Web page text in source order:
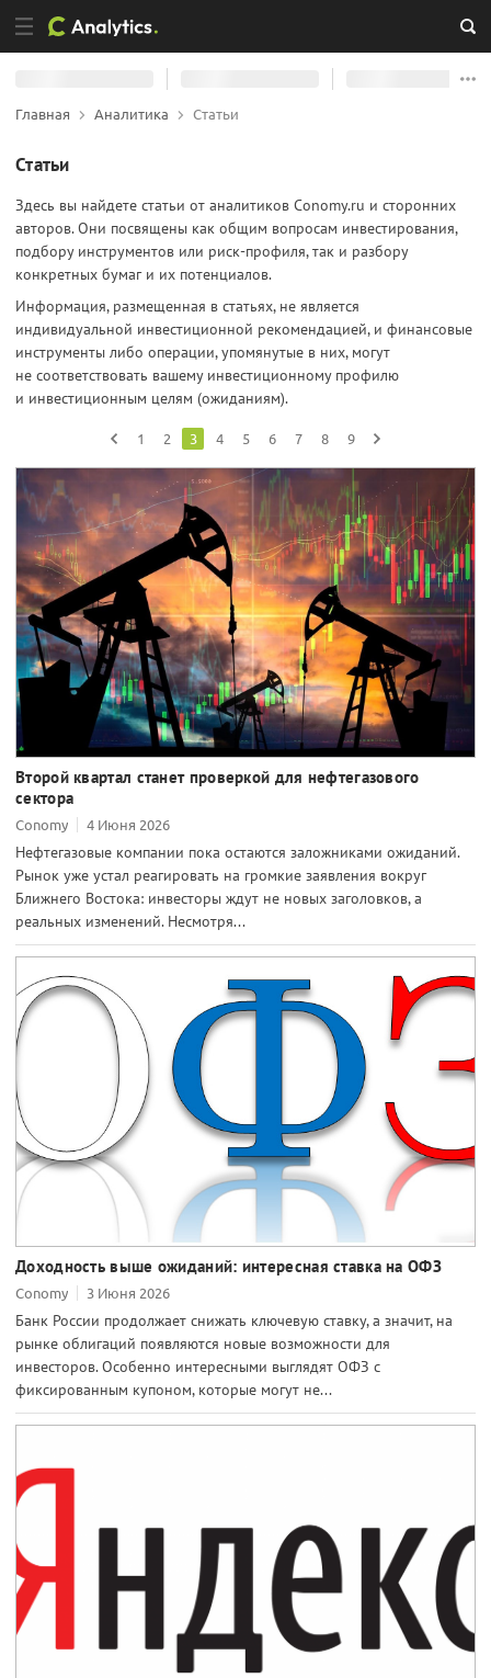
Главная Аналитика Статьи
Статьи
Здесь вы найдете статьи от аналитиков Conomy.ru и сторонних
авторов. Они посвящены как общим вопросам инвестирования,
подбору инструментов или риск-профиля, так и разбору
конкретных бумаг и их потенциалов.
Информация, размещенная в статьях, не является
индивидуальной инвестиционной рекомендацией, и финансовые
инструменты либо операции, упомянутые в них, могут
не соответствовать вашему инвестиционному профилю
и инвестиционным целям (ожиданиям).
1 2 3 4 5 6 7 8 9
Второй квартал станет проверкой для нефтегазового
сектора
Conomy 4 Июня 2026
Нефтегазовые компании пока остаются заложниками ожиданий.
Рынок уже устал реагировать на громкие заявления вокруг
Ближнего Востока: инвесторы ждут не новых заголовков, а
реальных изменений. Несмотря...
Доходность выше ожиданий: интересная ставка на ОФЗ
Conomy 3 Июня 2026
Банк России продолжает снижать ключевую ставку, а значит, на
рынке облигаций появляются новые возможности для
инвесторов. Особенно интересными выглядят ОФЗ с
фиксированным купоном, которые могут не...